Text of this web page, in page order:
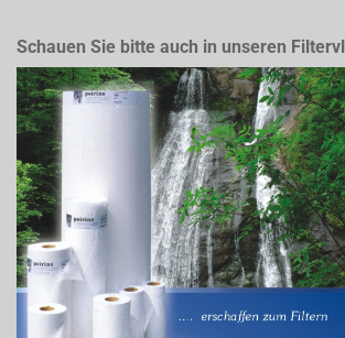
Schauen Sie bitte auch in unseren